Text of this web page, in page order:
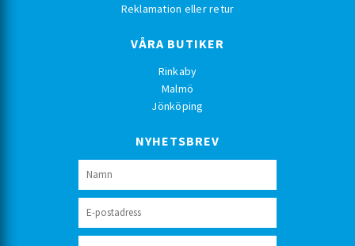
Reklamation eller retur
VÅRA BUTIKER
Rinkaby
Malmö
Jönköping
NYHETSBREV